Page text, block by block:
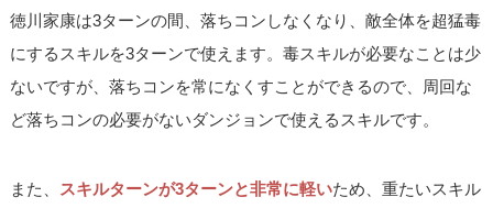
徳川家康は3ターンの間、落ちコンしなくなり、敵全体を超猛毒
にするスキルを3ターンで使えます。毒スキルが必要なことは少
ないですが、落ちコンを常になくすことができるので、周回な
ど落ちコンの必要がないダンジョンで使えるスキルです。
また、 スキルターンが3ターンと非常に軽いため、重たいスキル